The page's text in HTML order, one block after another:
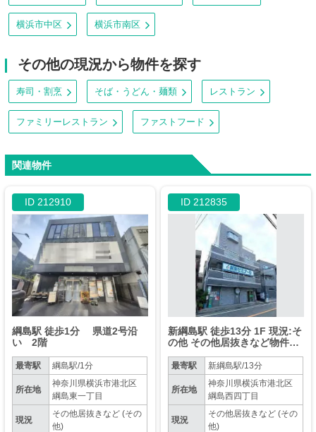
横浜市中区 横浜市南区
その他の現況から物件を探す
寿司・割烹 そば・うどん・麺類 レストラン
ファミリーレストラン ファストフード
関連物件
ID 212910
綱島駅 徒歩1分 県道2号沿
い 2階
最寄駅 綱島駅/1分
所在地
神奈川県横浜市港北区
綱島東一丁目
現況
その他居抜きなど (その
他)
ID 212835
新綱島駅 徒歩13分 1F 現況:そ
の他 その他居抜きなど物件
最寄駅 新綱島駅/13分
所在地
神奈川県横浜市港北区
綱島西四丁目
現況
その他居抜きなど (その
他)